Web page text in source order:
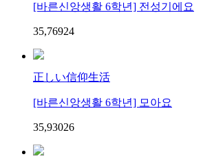
[바른신앙생활 6학년] 전성기에요
35,76924
正しい信仰生活
[바른신앙생활 6학년] 모아요
35,93026